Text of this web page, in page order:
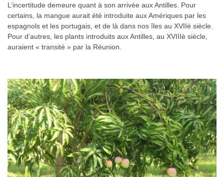
L’incertitude demeure quant à son arrivée aux Antilles. Pour
certains, la mangue aurait été introduite aux Amériques par les
espagnols et les portugais, et de là dans nos îles au XVIIè siècle.
Pour d’autres, les plants introduits aux Antilles, au XVIIIè siècle,
auraient « transité » par la Réunion.